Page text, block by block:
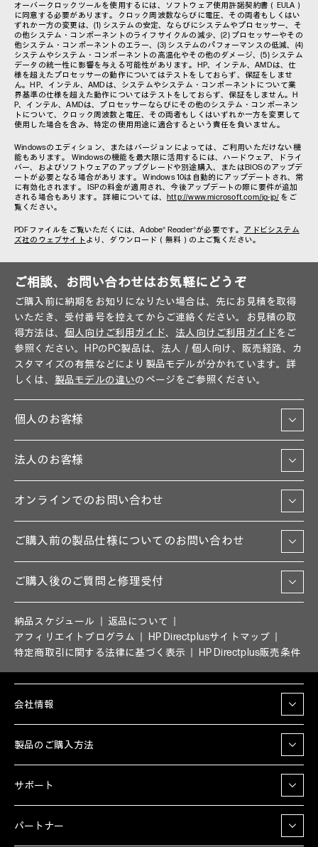
オーバークロックツールを使用するには、ソフトウェア使用許諾契約書（EULA）
に同意する必要があります。クロック周波数ならびに電圧、その両者もしくはい
ずれか一方の変更は、(1) システムの安定、ならびにシステムやプロセッサー、そ
の他システム・コンポーネントのライフサイクルの減少、(2) プロセッサーやその
他システム・コンポーネントのエラー、(3) システムのパフォーマンスの低減、(4)
システムやシステム・コンポーネントの高温化やその他のダメージ、(5) システム
データの統一性に影響を与える可能性があります。HP、インテル、AMDは、仕
様を超えたプロセッサーの動作についてはテストをしておらず、保証をしませ
ん。HP、インテル、AMDは、システムやシステム・コンポーネントについて業
界基準の仕様を超えた動作についてはテストをしておらず、保証をしません。H
P、インテル、AMDは、プロセッサーならびにその他のシステム・コンポーネン
トについて、クロック周波数と電圧、その両者もしくはいずれか一方を変更して
使用した場合を含み、特定の使用用途に適合するという責任を負いません。
Windowsのエディション、またはバージョンによっては、ご利用いただけない機
能もあります。 Windowsの機能を最大限に活用するには、ハードウェア、ドライ
バー、およびソフトウェアのアップグレードや別途購入、またはBIOSのアップデ
ートが必要となる場合があります。 Windows 10は自動的にアップデートされ、常
に有効化されます。 ISPの料金が適用され、今後アップデートの際に要件が追加
される場合もあります。 詳細については、 http://www.microsoft.com/ja-jp/ をご
覧ください。
PDFファイルをご覧いただくには、Adobe® Reader®が必要です。 アドビシステム
ズ社のウェブサイト より、ダウンロード（無料）の上ご覧ください。
ご相談、お問い合わせはお気軽にどうぞ
ご購入前に納期をお知りになりたい場合は、先にお見積を取得
いただき、受付番号を控えてからご連絡ください。お見積の取
得方法は、 個人向けご利用ガイド、 法人向けご利用ガイドをご
参照ください。HPのPC製品は、法人／個人向け、販売経路、カ
スタマイズの有無などにより製品モデルが分かれています。詳
しくは、 製品モデルの違いのページをご参照ください。
個人のお客様
法人のお客様
オンラインでのお問い合わせ
ご購入前の製品仕様についてのお問い合わせ
ご購入後のご質問と修理受付
納品スケジュール
返品について
アフィリエイトプログラム
HP Directplusサイトマップ
特定商取引に関する法律に基づく表示
HP Directplus販売条件
会社情報
製品のご購入方法
サポート
パートナー